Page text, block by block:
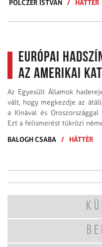
POLCZER ISTVÁN / HÁTTÉR
Európai
az amerikai
Az Egyesült Államok
vált, hogy megkezdje az
a Kínával és
Ezt a felismerést tükrözi
BALOGH CSABA / HÁTTÉR